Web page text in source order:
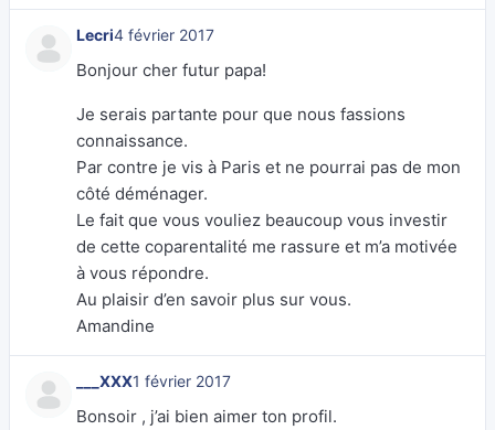
Lecri4 février 2017
Bonjour cher futur papa!
Je serais partante pour que nous fassions
connaissance.
Par contre je vis à Paris et ne pourrai pas de mon
côté déménager.
Le fait que vous vouliez beaucoup vous investir
de cette coparentalité me rassure et m’a motivée
à vous répondre.
Au plaisir d’en savoir plus sur vous.
Amandine
___XXX1 février 2017
Bonsoir , j’ai bien aimer ton profil.